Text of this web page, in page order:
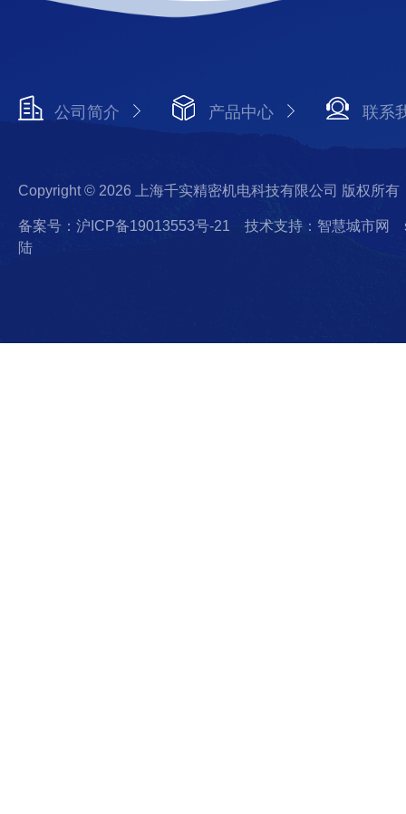
公司简介 产品中心 联系
Copyright © 2026 上海千实精密机电科技有限公司 版权所有
备案号：沪ICP备19013553号-21 技术支持：智慧城市网
陆